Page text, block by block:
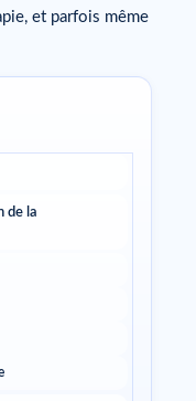
et parfois même
de la